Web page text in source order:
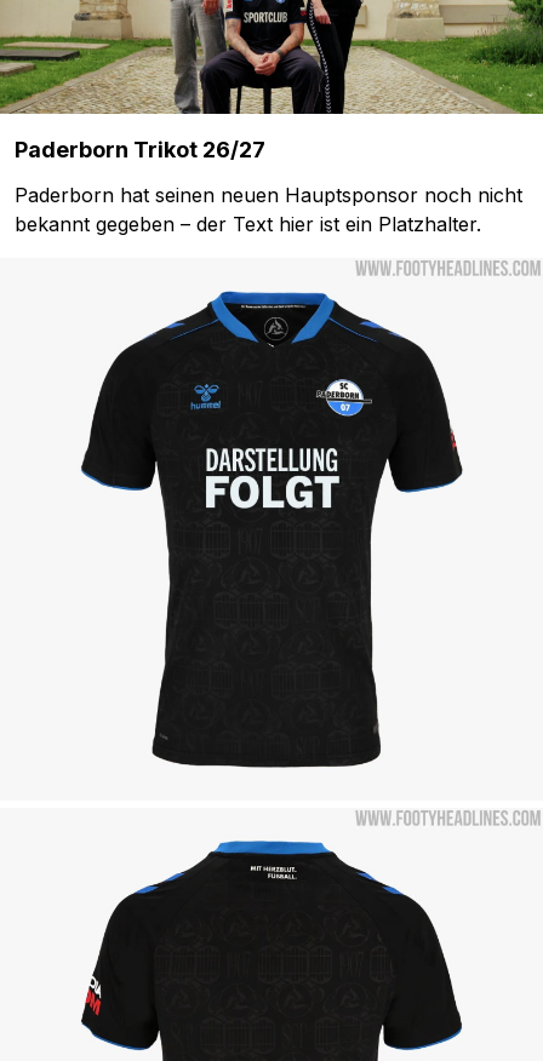
Paderborn Trikot 26/27
Paderborn hat seinen neuen Hauptsponsor noch nicht
bekannt gegeben – der Text hier ist ein Platzhalter.